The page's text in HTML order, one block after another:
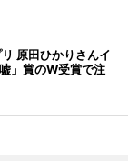
原田ひかりさんイ
」賞のW受賞で注